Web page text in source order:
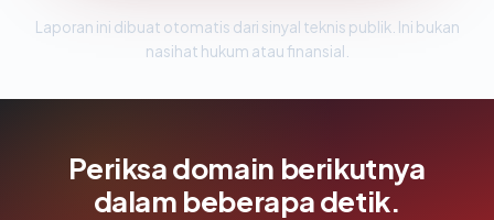
Laporan ini dibuat otomatis dari sinyal teknis publik. Ini bukan
nasihat hukum atau finansial.
Periksa domain berikutnya
dalam beberapa detik.